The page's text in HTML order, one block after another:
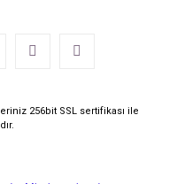
256bit SSL sertifikası ile